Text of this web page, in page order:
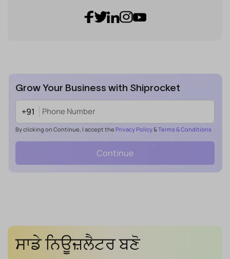
Grow Your Business with Shiprocket
+91
By clicking on Continue, I accept the Privacy Policy&Terms & Conditions
Continue
ਸਾਡੇ ਨਿਊਜ਼ਲੈਟਰ ਬਣੋ